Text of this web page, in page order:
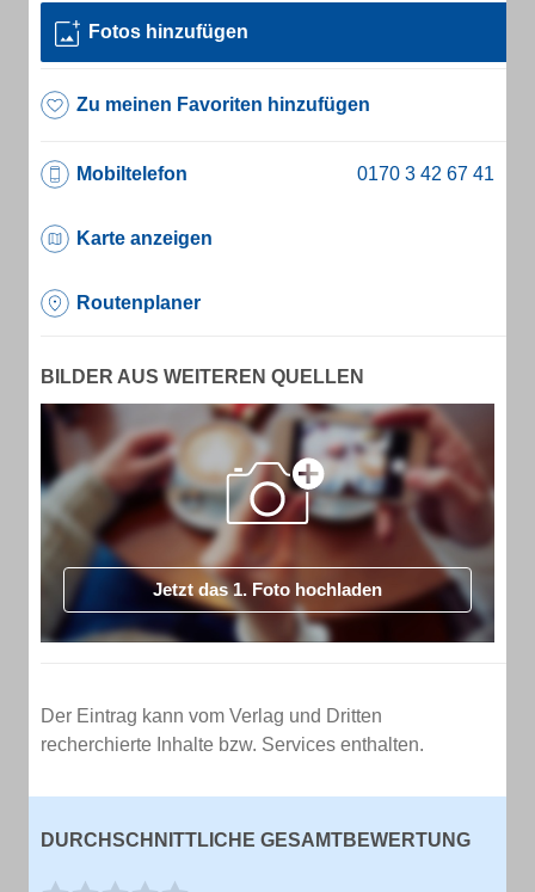
Fotos hinzufügen
Zu meinen Favoriten hinzufügen
Mobiltelefon
Karte anzeigen
Routenplaner
BILDER AUS WEITEREN QUELLEN
Jetzt das 1. Foto hochladen
Der Eintrag kann vom Verlag und Dritten
recherchierte Inhalte bzw. Services enthalten.
DURCHSCHNITTLICHE GESAMTBEWERTUNG